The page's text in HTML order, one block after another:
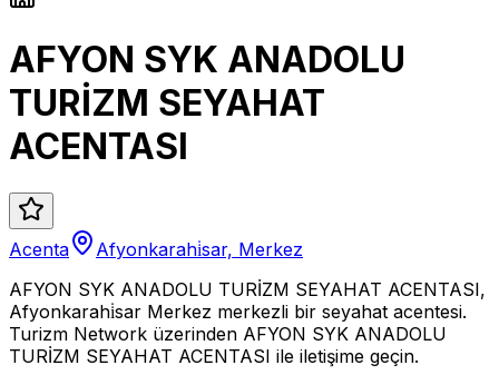
AFYON SYK ANADOLU
TURİZM SEYAHAT
ACENTASI
Acenta
Afyonkarahi̇sar, Merkez
AFYON SYK ANADOLU TURİZM SEYAHAT ACENTASI,
Afyonkarahi̇sar Merkez merkezli bir seyahat acentesi.
Turizm Network üzerinden AFYON SYK ANADOLU
TURİZM SEYAHAT ACENTASI ile iletişime geçin.